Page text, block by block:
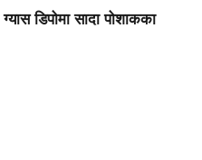
डिपोमा सादा पोशाकका